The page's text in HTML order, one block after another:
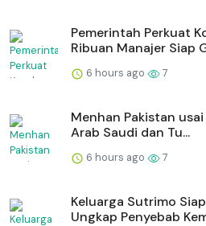
Pemerintah Perkuat
Ribuan Manajer Siap
6 hours ago 7
Menhan Pakistan
Arab Saudi dan Tu...
6 hours ago 7
Keluarga Sutrimo
Ungkap Penyebab